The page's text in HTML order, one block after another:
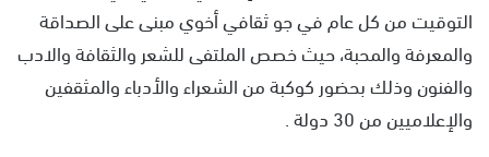
التوقيت من كل عام في جو ثقافي أخوي مبنى على الصداقة
والمعرفة والمحبة، حيث خصص الملتفى للشعر والثقافة والادب
والفنون وذلك بحضور كوكبة من الشعراء والأدباء والمثقفين
والإعلاميين من 30 دولة .